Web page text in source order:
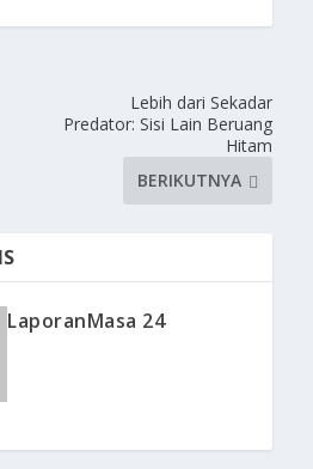
Lebih dari Sekadar
Predator: Sisi Lain Beruang
Hitam
BERIKUTNYA
LaporanMasa 24